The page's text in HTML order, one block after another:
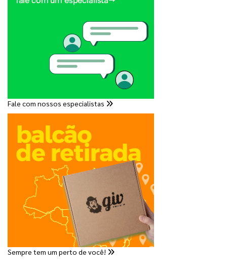
Fale com nossos especialistas
Sempre tem um perto de você!